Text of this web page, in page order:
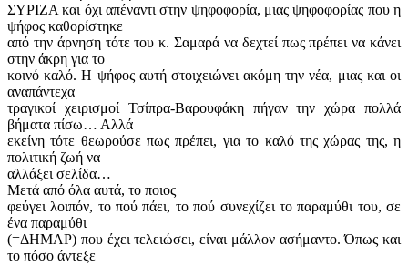
ΣΥΡΙΖΑ και όχι απέναντι στην ψηφοφορία, μιας ψηφοφορίας που η
ψήφος καθορίστηκε
από την άρνηση τότε του κ. Σαμαρά να δεχτεί πως πρέπει να κάνει
στην άκρη για το
κοινό καλό. Η ψήφος αυτή στοιχειώνει ακόμη την νέα, μιας και οι
αναπάντεχα
τραγικοί χειρισμοί Τσίπρα-Βαρουφάκη πήγαν την χώρα πολλά
βήματα πίσω… Αλλά
εκείνη τότε θεωρούσε πως πρέπει, για το καλό της χώρας της, η
πολιτική ζωή να
αλλάξει σελίδα…
Μετά από όλα αυτά, το ποιος
φεύγει λοιπόν, το πού πάει, το πού συνεχίζει το παραμύθι του, σε
ένα παραμύθι
(=ΔΗΜΑΡ) που έχει τελειώσει, είναι μάλλον ασήμαντο. Όπως και
το πόσο άντεξε